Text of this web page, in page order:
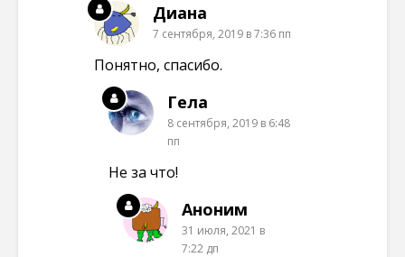
Диана
7 сентября, 2019 в 7:36 пп
Понятно, спасибо.
Гела
8 сентября, 2019 в 6:48
пп
Не за что!
Аноним
31 июля, 2021 в
7:22 дп